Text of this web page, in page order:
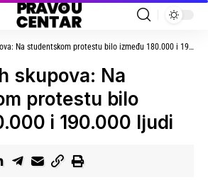
Na studentskom protestu bilo između 180.000 i 190.000 ljudi
skupova: Na
protestu bilo
i 190.000 ljudi